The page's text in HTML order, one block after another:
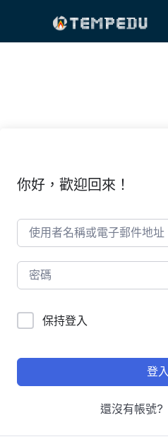
你好，歡迎回來！
保持登入
登入
還沒有帳號?